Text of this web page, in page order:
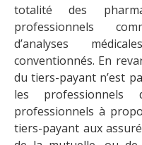
totalité des
professionnels
d’analyses
conventionnés. En
du tiers-payant n’est
les
professionnels à
tiers-payant aux